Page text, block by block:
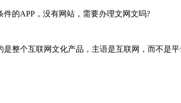
的APP，没有网站，需要办理文网文吗?
整个互联网文化产品，主语是互联网，而不是